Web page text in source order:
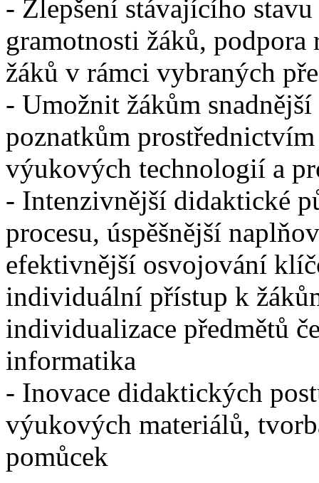
- Zlepšení stávajícího
gramotnosti žáků,
žáků v rámci vybraných
- Umožnit žákům
poznatkům
výukových technologií a
- Intenzivnější didaktické
procesu, úspěšnější
efektivnější osvojování
individuální přístup k
individualizace předmětů
informatika
- Inovace didaktických
výukových materiálů,
pomůcek